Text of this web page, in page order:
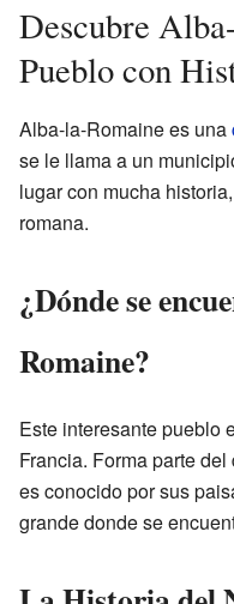
Descubre
Pueblo con
Alba-la-Romaine es una
se le llama a un
lugar con mucha
romana.
¿Dónde se
Romaine?
Este interesante pueblo
Francia. Forma parte
es conocido por sus
grande donde se